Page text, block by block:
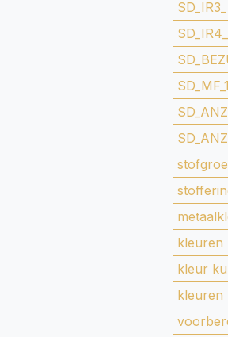
SD_MF_1
kleuren
kleur
kleuren